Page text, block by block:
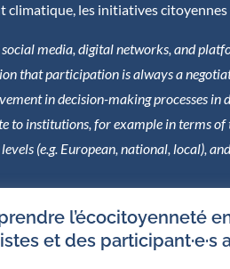
climatique, les initiatives
social media, digital networks, and
that participation is always a
in decision-making processes
to institutions, for example in terms
(e.g. European, national, local),
l’écocitoyenneté
et des